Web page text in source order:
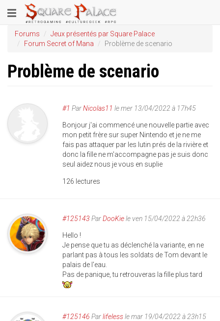
au
contenu
principal
Toggle
navigation
Forums
Jeux présentés par Square Palace
Forum Secret of Mana
Problème de scenario
Problème de scenario
#1 ParNicolas11 lemer 13/04/2022 à 17h45
Bonjour j'ai commencé une nouvelle partie avec
mon petit frère sur super Nintendo et je ne me
fais pas attaquer par les lutin prés de la rivière et
donc la fille ne m'accompagne pas je suis donc
seul aidez nous je vous en suplie
126 lectures
#125143 ParDooKiele ven 15/04/2022 à 22h36
Hello !
Je pense que tu as déclenché la variante, en ne
parlant pas à tous les soldats de Tom devant le
palais de l'eau.
Pas de panique, tu retrouveras la fille plus tard
#125146 Parlifelessle mar 19/04/2022 à 23h15